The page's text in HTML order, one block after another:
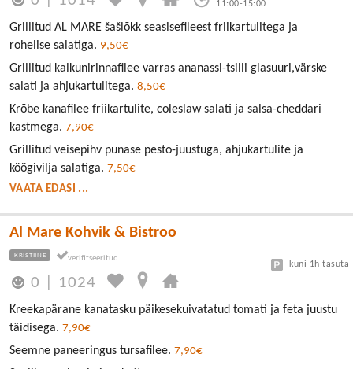
11:00-15:00
Grillitud AL MARE šašlõkk seasisefileest friikartulitega ja
rohelise salatiga. 9,50€
Grillitud kalkunirinnafilee varras ananassi-tsilli glasuuri,värske
salati ja ahjukartulitega. 8,50€
Krõbe kanafilee friikartulite, coleslaw salati ja salsa-cheddari
kastmega. 7,90€
Grillitud veisepihv punase pesto-juustuga, ahjukartulite ja
köögivilja salatiga. 7,50€
VAATA EDASI ...
Al Mare Kohvik & Bistroo
KRISTIINE
0 1024
kuni 1h tasuta
Kreekapärane kanatasku päikesekuivatatud tomati ja feta juustu
täidisega. 7,90€
Seemne paneeringus tursafilee. 7,90€